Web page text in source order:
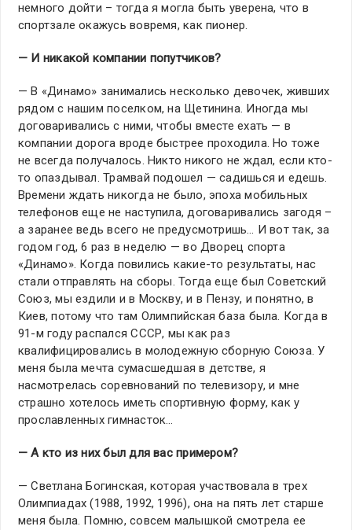
немного дойти – тогда я могла быть уверена, что в
спортзале окажусь вовремя, как пионер.
— И никакой компании попутчиков?
— В «Динамо» занимались несколько девочек, живших
рядом с нашим поселком, на Щетинина. Иногда мы
договаривались с ними, чтобы вместе ехать — в
компании дорога вроде быстрее проходила. Но тоже
не всегда получалось. Никто никого не ждал, если кто-
то опаздывал. Трамвай подошел — садишься и едешь.
Времени ждать никогда не было, эпоха мобильных
телефонов еще не наступила, договаривались загодя –
а заранее ведь всего не предусмотришь… И вот так, за
годом год, 6 раз в неделю — во Дворец спорта
«Динамо». Когда повились какие-то результаты, нас
стали отправлять на сборы. Тогда еще был Советский
Союз, мы ездили и в Москву, и в Пензу, и понятно, в
Киев, потому что там Олимпийская база была. Когда в
91-м году распался СССР, мы как раз
квалифицировались в молодежную сборную Союза. У
меня была мечта сумасшедшая в детстве, я
насмотрелась соревнований по телевизору, и мне
страшно хотелось иметь спортивную форму, как у
прославленных гимнасток…
— А кто из них был для вас примером?
— Светлана Богинская, которая участвовала в трех
Олимпиадах (1988, 1992, 1996), она на пять лет старше
меня была. Помню, совсем малышкой смотрела ее